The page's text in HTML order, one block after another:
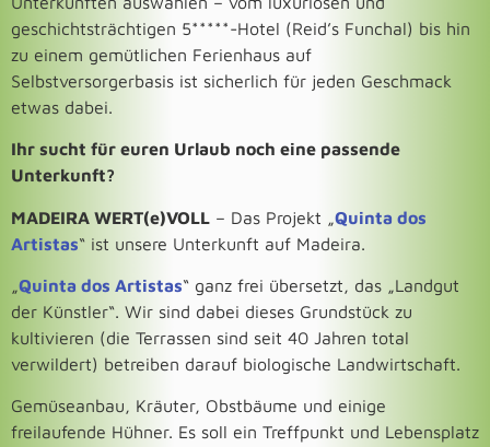
geschichtsträchtigen 5*****-Hotel (Reid’s Funchal) bis hin
zu einem gemütlichen Ferienhaus auf
Selbstversorgerbasis ist sicherlich für jeden Geschmack
etwas dabei.
Ihr sucht für euren Urlaub noch eine passende
Unterkunft?
MADEIRA WERT(e)VOLL – Das Projekt „ Quinta dos
Artistas“ ist unsere Unterkunft auf Madeira.
„Quinta dos Artistas“ ganz frei übersetzt, das „Landgut
der Künstler“. Wir sind dabei dieses Grundstück zu
kultivieren (die Terrassen sind seit 40 Jahren total
verwildert) betreiben darauf biologische Landwirtschaft.
Gemüseanbau, Kräuter, Obstbäume und einige
freilaufende Hühner. Es soll ein Treffpunkt und Lebensplatz